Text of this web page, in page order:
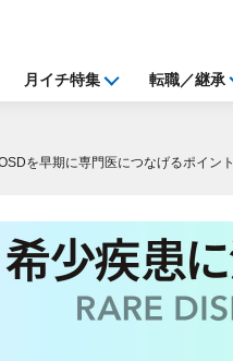
月イチ特集 転職／継承
を早期に専門医につなげるポイント